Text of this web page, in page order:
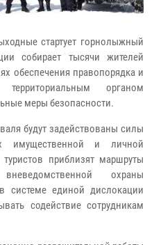
стартует горнолыжный
собирает тысячи жителей
обеспечения правопорядка и
территориальным органом
меры безопасности.
будут задействованы силы
и личной
приблизят маршруты
охраны
системе единой дислокации
содействие сотрудникам